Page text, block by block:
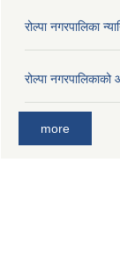
रोल्पा नगरपालिका
रोल्पा
more